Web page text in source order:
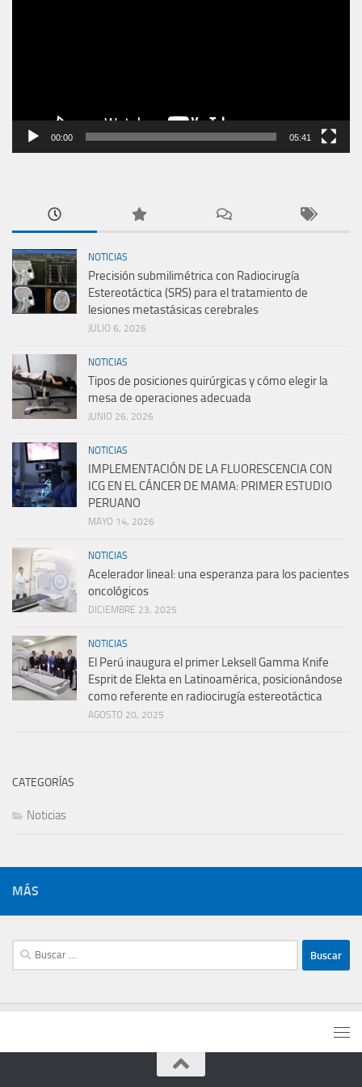
00:00 05:41
NOTICIAS
Precisión submilimétrica con Radiocirugía
Estereotáctica (SRS) para el tratamiento de
lesiones metastásicas cerebrales
JULIO 6, 2026
NOTICIAS
Tipos de posiciones quirúrgicas y cómo elegir la
mesa de operaciones adecuada
JUNIO 26, 2026
NOTICIAS
IMPLEMENTACIÓN DE LA FLUORESCENCIA CON
ICG EN EL CÁNCER DE MAMA: PRIMER ESTUDIO
PERUANO
MAYO 14, 2026
NOTICIAS
Acelerador lineal: una esperanza para los pacientes
oncológicos
DICIEMBRE 23, 2025
NOTICIAS
El Perú inaugura el primer Leksell Gamma Knife
Esprit de Elekta en Latinoamérica, posicionándose
como referente en radiocirugía estereotáctica
AGOSTO 20, 2025
CATEGORÍAS
Noticias
MÁS
Buscar: